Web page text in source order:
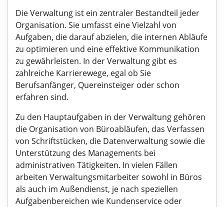
Die Verwaltung ist ein zentraler Bestandteil jeder
Organisation. Sie umfasst eine Vielzahl von
Aufgaben, die darauf abzielen, die internen Abläufe
zu optimieren und eine effektive Kommunikation
zu gewährleisten. In der Verwaltung gibt es
zahlreiche Karrierewege, egal ob Sie
Berufsanfänger, Quereinsteiger oder schon
erfahren sind.
Zu den Hauptaufgaben in der Verwaltung gehören
die Organisation von Büroabläufen, das Verfassen
von Schriftstücken, die Datenverwaltung sowie die
Unterstützung des Managements bei
administrativen Tätigkeiten. In vielen Fällen
arbeiten Verwaltungsmitarbeiter sowohl in Büros
als auch im Außendienst, je nach speziellen
Aufgabenbereichen wie Kundenservice oder